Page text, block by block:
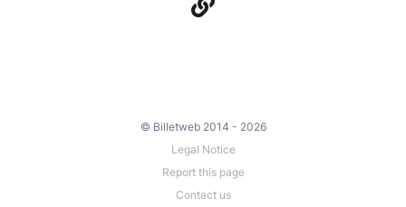
© Billetweb 2014 - 2026
Legal Notice
Report this page
Contact us